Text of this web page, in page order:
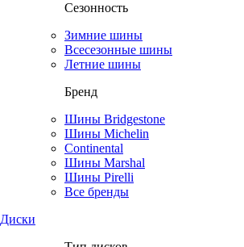
Сезонность
Зимние шины
Всесезонные шины
Летние шины
Бренд
Шины Bridgestone
Шины Michelin
Continental
Шины Marshal
Шины Pirelli
Все бренды
Диски